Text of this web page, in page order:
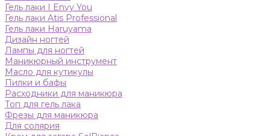
Гель лаки I Envy You
Гель лаки Atis Professional
Гель лаки Haruyama
Дизайн ногтей
Лампы для ногтей
Маникюрный инструмент
Масло для кутикулы
Пилки и бафы
Расходники для маникюра
Топ для гель лака
Фрезы для маникюра
Для солярия